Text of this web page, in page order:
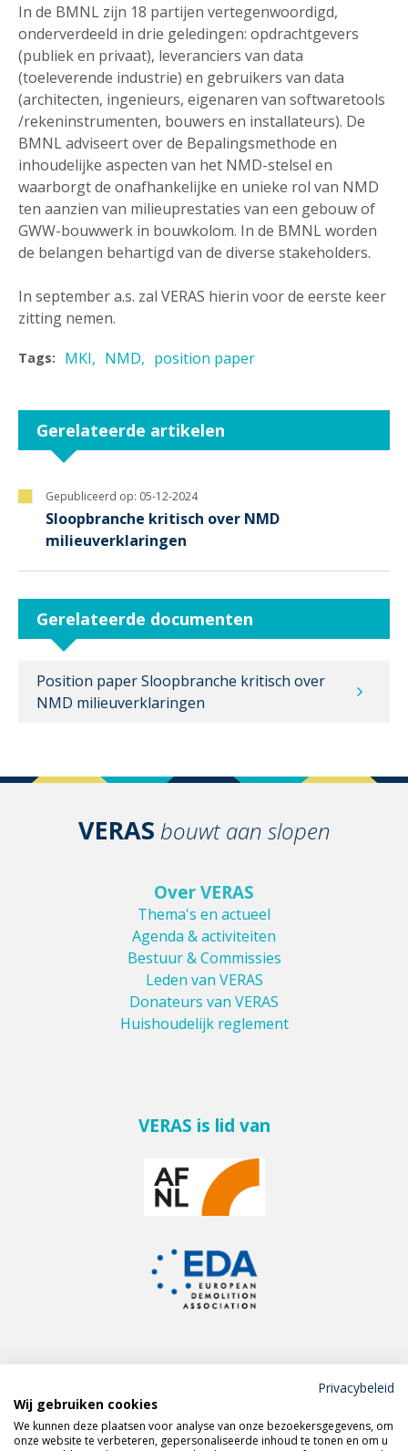
In de BMNL zijn 18 partijen vertegenwoordigd,
onderverdeeld in drie geledingen: opdrachtgevers
(publiek en privaat), leveranciers van data
(toeleverende industrie) en gebruikers van data
(architecten, ingenieurs, eigenaren van softwaretools
/rekeninstrumenten, bouwers en installateurs). De
BMNL adviseert over de Bepalingsmethode en
inhoudelijke aspecten van het NMD-stelsel en
waarborgt de onafhankelijke en unieke rol van NMD
ten aanzien van milieuprestaties van een gebouw of
GWW-bouwwerk in bouwkolom. In de BMNL worden
de belangen behartigd van de diverse stakeholders.
In september a.s. zal VERAS hierin voor de eerste keer
zitting nemen.
Tags: MKI NMD position paper
Gerelateerde artikelen
Gepubliceerd op: 05-12-2024
Sloopbranche kritisch over NMD
milieuverklaringen
Gerelateerde documenten
Position paper Sloopbranche kritisch over
NMD milieuverklaringen
VERAS bouwt aan slopen
Over VERAS
Thema's en actueel
Agenda & activiteiten
Bestuur & Commissies
Leden van VERAS
Donateurs van VERAS
Huishoudelijk reglement
VERAS is lid van
Meld je aan voor de
VERAS nieuwsbrief
Privacybeleid
Wij gebruiken cookies
We kunnen deze plaatsen voor analyse van onze bezoekersgegevens, om
onze website te verbeteren, gepersonaliseerde inhoud te tonen en om u